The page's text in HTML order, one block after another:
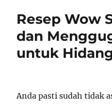
Resep Wow
dan
untuk
Anda pasti sudah tidak